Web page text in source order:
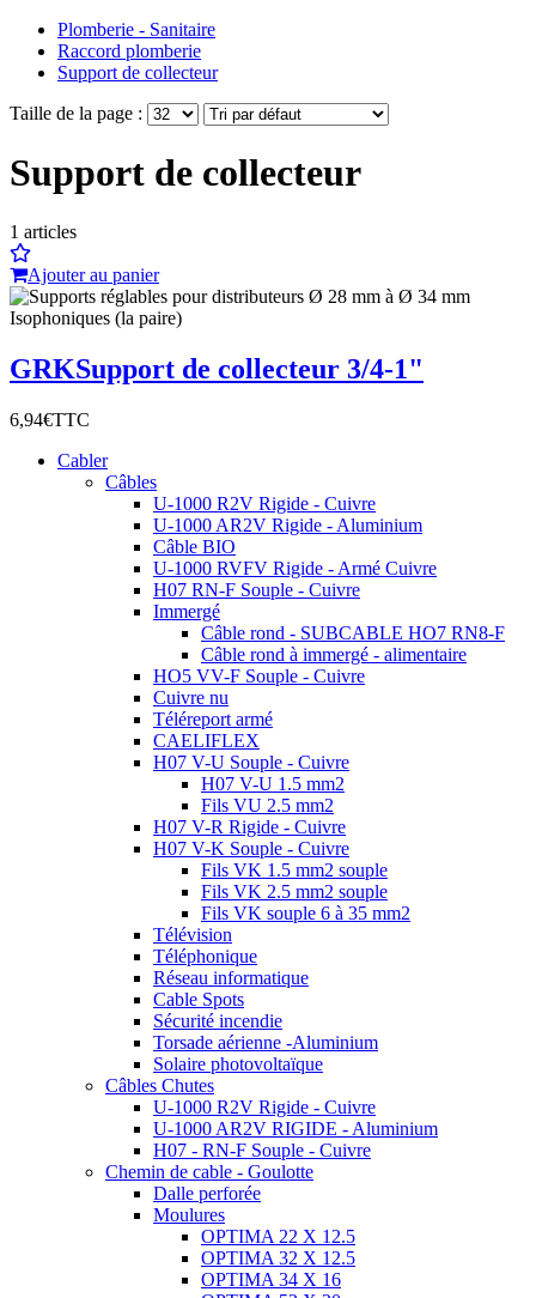
Plomberie - Sanitaire
Raccord plomberie
Support de collecteur
Taille de la page :
Support de collecteur
1 articles
Ajouter au panier
GRKSupport de collecteur 3/4-1"
6,94€TTC
Cabler
Câbles
U-1000 R2V Rigide - Cuivre
U-1000 AR2V Rigide - Aluminium
Câble BIO
U-1000 RVFV Rigide - Armé Cuivre
H07 RN-F Souple - Cuivre
Immergé
Câble rond - SUBCABLE HO7 RN8-F
Câble rond à immergé - alimentaire
HO5 VV-F Souple - Cuivre
Cuivre nu
Téléreport armé
CAELIFLEX
H07 V-U Souple - Cuivre
H07 V-U 1.5 mm2
Fils VU 2.5 mm2
H07 V-R Rigide - Cuivre
H07 V-K Souple - Cuivre
Fils VK 1.5 mm2 souple
Fils VK 2.5 mm2 souple
Fils VK souple 6 à 35 mm2
Télévision
Téléphonique
Réseau informatique
Cable Spots
Sécurité incendie
Torsade aérienne -Aluminium
Solaire photovoltaïque
Câbles Chutes
U-1000 R2V Rigide - Cuivre
U-1000 AR2V RIGIDE - Aluminium
H07 - RN-F Souple - Cuivre
Chemin de cable - Goulotte
Dalle perforée
Moulures
OPTIMA 22 X 12.5
OPTIMA 32 X 12.5
OPTIMA 34 X 16